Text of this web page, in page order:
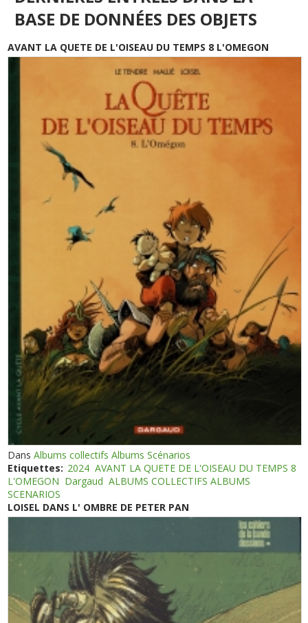
BASE DE DONNÉES DES OBJETS
AVANT LA QUETE DE L'OISEAU DU TEMPS 8 L'OMEGON
DansAlbums collectifs Albums Scénarios
Etiquettes: 2024 AVANT LA QUETE DE L'OISEAU DU TEMPS 8
L'OMEGON Dargaud ALBUMS COLLECTIFS ALBUMS
SCENARIOS
LOISEL DANS L' OMBRE DE PETER PAN